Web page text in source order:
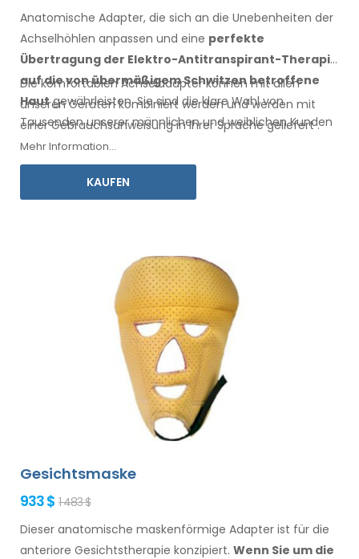
Anatomische Adapter, die sich an die Unebenheiten der
Achselhöhlen anpassen und eine perfekte
Übertragung der Elektro-Antitranspirant-Therapie
auf dievon übermäßigem Schwitzen betroffene
Haut gewährleisten. Sie sind die klare Wahl von
Tausenden unserer männlichenund weiblichenKunden
jedes Jahr.
Die komfortablenAchseladapterkönnen mitallen
unseren Geräten kombiniert werden und werden mit
einerGebrauchsanweisung in Ihrer Sprachegeliefert.
Mehr Information...
KAUFEN
Gesichtsmaske
933 $ 1 483 $
Dieser anatomische maskenförmige Adapter ist für die
anteriore Gesichtstherapie konzipiert. Wenn Sie um die